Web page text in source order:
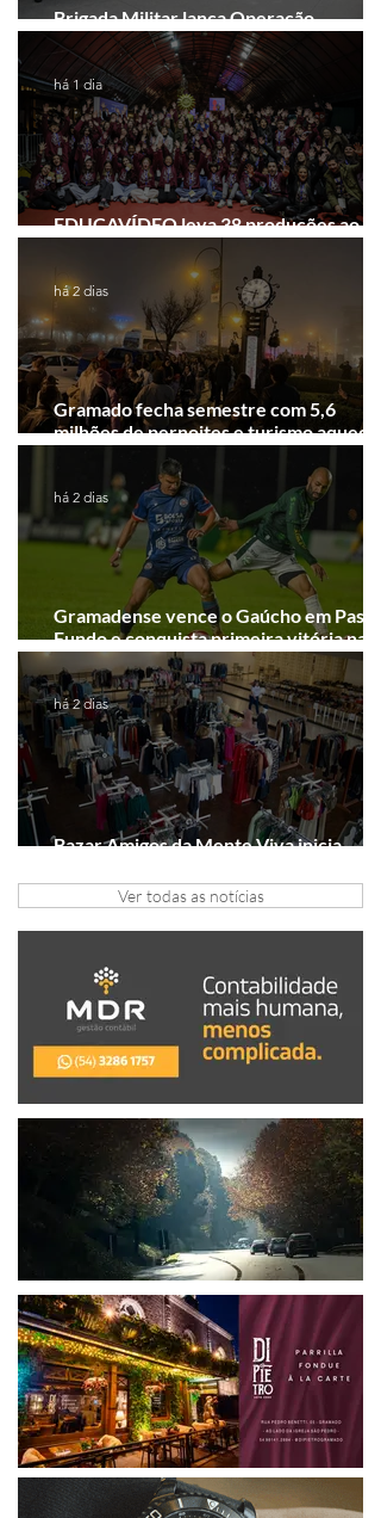
Brigada Militar lança Operação
Convergência na Região das Hortênsias
EDUCAVÍDEO leva 38 produções ao
Festival de Cinema de Gramado
há 1 dia
Gramado fecha semestre com 5,6
milhões de pernoites e turismo
Junho desponta!
há 2 dias
Gramadense vence o Gaúcho em Passo
Fundo e conquista primeira vitória na
Série A2
há 2 dias
Bazar Amigos da Mente Viva inicia
há 2 dias
Ver todas as notícias